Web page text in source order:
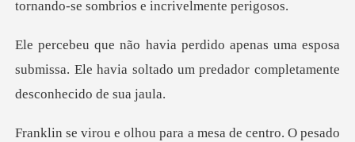
a esposa
submissa. Ele havia soltado um pred
o. O pesado